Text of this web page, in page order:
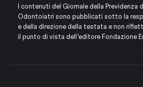
I contenuti del Giornale della Previdenza
Odontoiatri sono pubblicati sotto la
e della direzione della testata e non
il punto di vista dell’editore Fondazione